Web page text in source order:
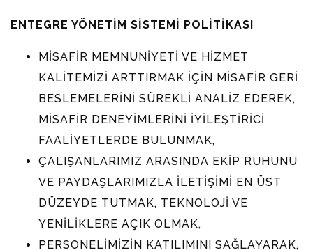
ENTEGRE YÖNETİM SİSTEMİ POLİTİKASI
MİSAFİR MEMNUNİYETİ VE HİZMET
KALİTEMİZİ ARTTIRMAK İÇİN MİSAFİR GERİ
BESLEMELERİNİ SÜREKLİ ANALİZ EDEREK,
MİSAFİR DENEYİMLERİNİ İYİLEŞTİRİCİ
FAALİYETLERDE BULUNMAK,
ÇALIŞANLARIMIZ ARASINDA EKİP RUHUNU
VE PAYDAŞLARIMIZLA İLETİŞİMİ EN ÜST
DÜZEYDE TUTMAK, TEKNOLOJİ VE
YENİLİKLERE AÇIK OLMAK,
PERSONELİMİZİN KATILIMINI SAĞLAYARAK,